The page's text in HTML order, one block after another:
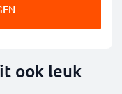
ook leuk